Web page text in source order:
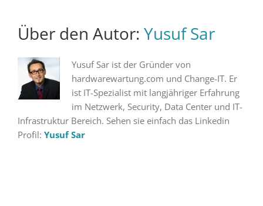
Über den Autor: Yusuf Sar
Yusuf Sar ist der Gründer von
hardwarewartung.com und Change-IT. Er
ist IT-Spezialist mit langjähriger Erfahrung
im Netzwerk, Security, Data Center und IT-
Infrastruktur Bereich. Sehen sie einfach das Linkedin
Profil: Yusuf Sar